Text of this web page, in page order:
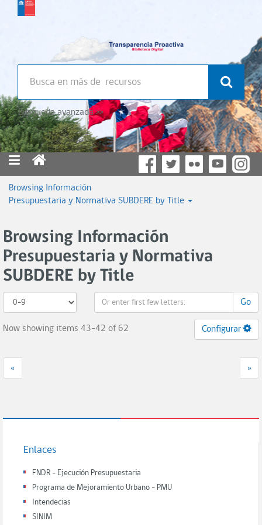
Búsqueda avanzada >>
Browsing Información
Presupuestaria y Normativa SUBDERE by Title
Browsing Información
Presupuestaria y Normativa
SUBDERE by Title
Go
Now showing items 43-42 of 62 Configurar
« »
Enlaces
FNDR - Ejecución Presupuestaria
Programa de Mejoramiento Urbano - PMU
Intendecias
SINIM